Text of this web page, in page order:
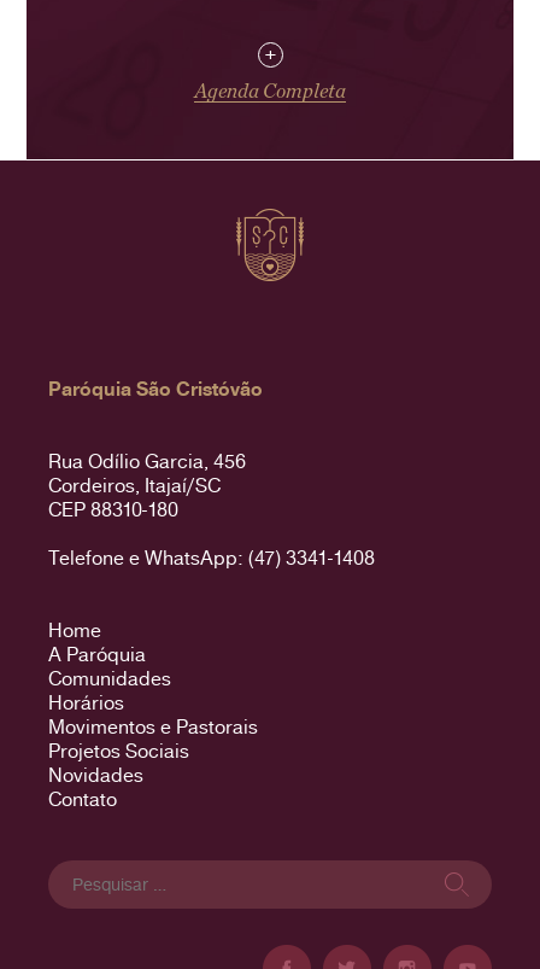
+
Agenda Completa
Paróquia São Cristóvão
Rua Odílio Garcia, 456
Cordeiros, Itajaí/SC
CEP 88310-180
Telefone e WhatsApp: (47) 3341-1408
Home
A Paróquia
Comunidades
Horários
Movimentos e Pastorais
Projetos Sociais
Novidades
Contato
Pesquisar
por: